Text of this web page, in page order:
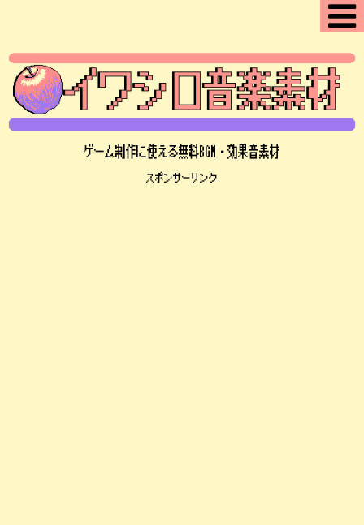
ゲーム制作に使える無料BGM・効果音素材
スポンサーリンク